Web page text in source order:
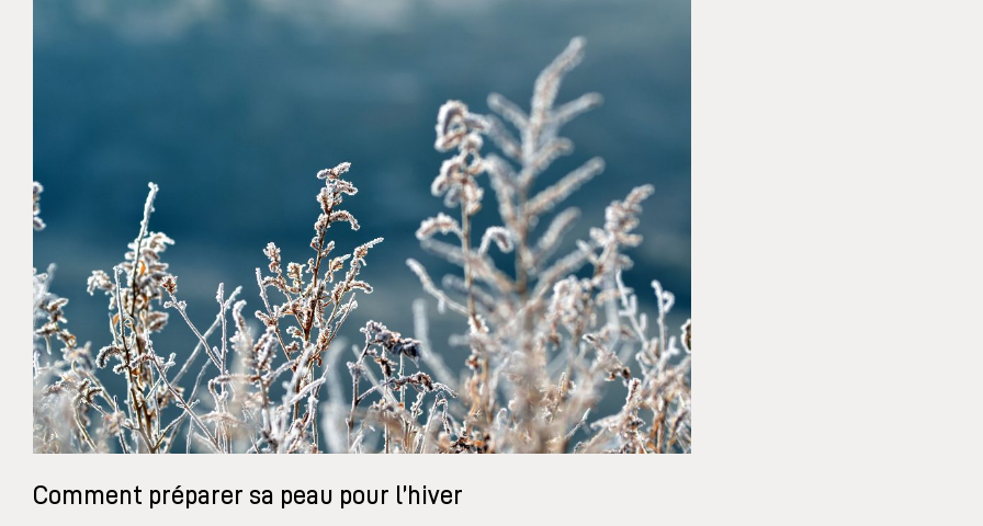
Comment préparer sa peau pour l’hiver